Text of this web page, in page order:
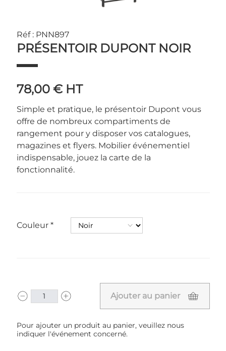
Réf : PNN897
PRÉSENTOIR DUPONT NOIR
78,00 € HT
Simple et pratique, le présentoir Dupont vous
offre de nombreux compartiments de
rangement pour y disposer vos catalogues,
magazines et flyers. Mobilier événementiel
indispensable, jouez la carte de la
fonctionnalité.
Couleur
Ajouter au panier
Pour ajouter un produit au panier, veuillez nous
indiquer l'événement concerné.